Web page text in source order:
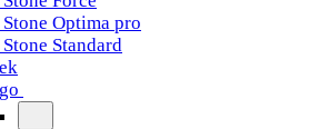
Optima pro
Standard